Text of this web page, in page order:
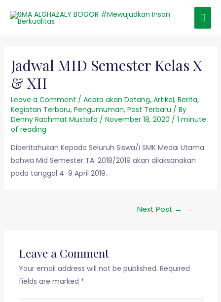
Jadwal MID Semester Kelas X
& XII
Leave a Comment / Acara akan Datang, Artikel, Berita,
Kegiatan Terbaru, Pengumuman, Post Terbaru / By
Denny Rachmat Mustofa / November 18, 2020 / 1 minute
of reading
Diberitahukan Kepada Seluruh Siswa/i SMK Medai Utama
bahwa Mid Semester TA. 2018/2019 akan dilaksanakan
pada tanggal 4-9 April 2019.
Next Post →
Leave a Comment
Your email address will not be published. Required
fields are marked *